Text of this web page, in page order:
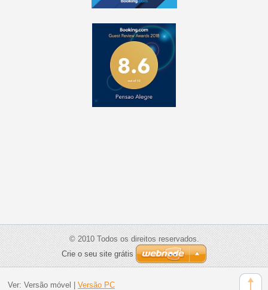
© 2010 Todos os direitos reservados.
Crie o seu site grátis
Ver: Versão móvel Versão PC